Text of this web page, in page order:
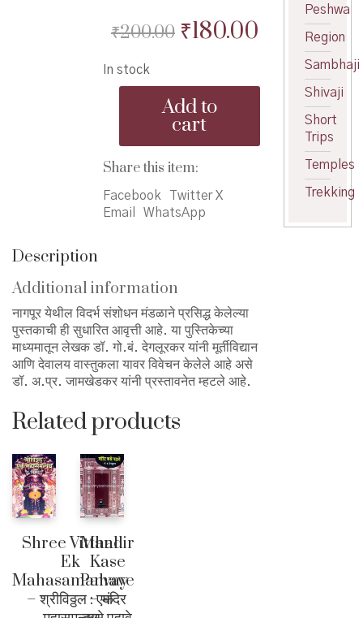
₹200.00 Original
was:
₹200.00.
₹180.00Current
price
is:
₹180.00.
In stock
VastuBramh
बिंबब्रम्ह
वास्तुब्रम्ह
quantity
Add to
cart
Share this item:
Facebook
Twitter X
Email
WhatsApp
Description
Additional information
नागपूर येथील विदर्भ संशोधन मंडळाने प्रसिद्ध केलेल्या
पुस्तकाची ही सुधारित आवृत्ती आहे. या पुस्तिकेच्या
माध्यमातून लेखक डॉ. गो.बं. देगलूरकर यांनी मूर्तीविद्यान
आणि देवालय वास्तुकला यावर विवेचन केलेले आहे असे
डॉ. अ.प्र. जामखेडकर यांनी प्रस्तावनेत म्हटले आहे.
Related products
Shree Vitthal
Ek
Mahasamanvay
– श्रीविठ्ठल : एक
Mandir
Kase
Pahave
– मंदिर
Peshwa
Region
Sambhaji
Shivaji
Short
Trips
Temples
Trekking